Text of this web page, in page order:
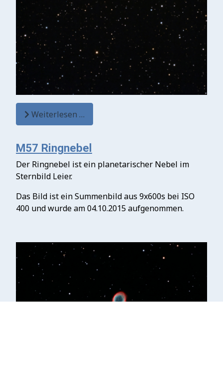
Weiterlesen …
M57 Ringnebel
Der Ringnebel ist ein planetarischer Nebel im
Sternbild Leier.
Das Bild ist ein Summenbild aus 9x600s bei ISO
400 und wurde am 04.10.2015 aufgenommen.